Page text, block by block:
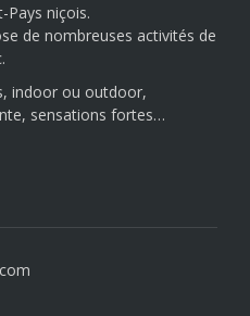
Pays niçois.
de nombreuses activités de
indoor ou outdoor,
sensations fortes…